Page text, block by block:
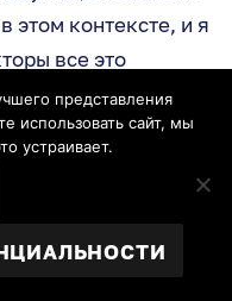
этом контексте, и я
все это
очередной
быть, не так
газовой
давления на
территорией. И
представления
использовать сайт, мы
устраивает.